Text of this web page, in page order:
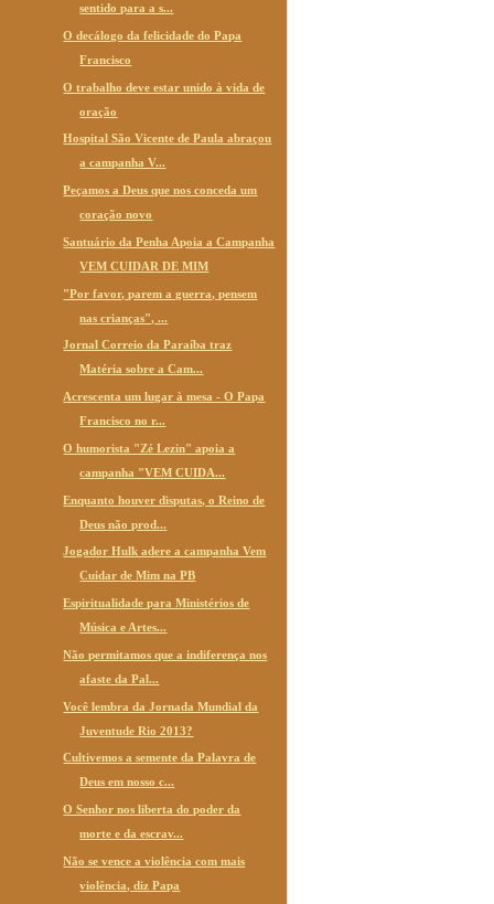
sentido para a s...
O decálogo da felicidade do Papa
Francisco
O trabalho deve estar unido à vida de
oração
Hospital São Vicente de Paula abraçou
a campanha V...
Peçamos a Deus que nos conceda um
coração novo
Santuário da Penha Apoia a Campanha
VEM CUIDAR DE MIM
"Por favor, parem a guerra, pensem
nas crianças", ...
Jornal Correio da Paraíba traz
Matéria sobre a Cam...
Acrescenta um lugar à mesa - O Papa
Francisco no r...
O humorista "Zé Lezin" apoia a
campanha "VEM CUIDA...
Enquanto houver disputas, o Reino de
Deus não prod...
Jogador Hulk adere a campanha Vem
Cuidar de Mim na PB
Espiritualidade para Ministérios de
Música e Artes...
Não permitamos que a indiferença nos
afaste da Pal...
Você lembra da Jornada Mundial da
Juventude Rio 2013?
Cultivemos a semente da Palavra de
Deus em nosso c...
O Senhor nos liberta do poder da
morte e da escrav...
Não se vence a violência com mais
violência, diz Papa